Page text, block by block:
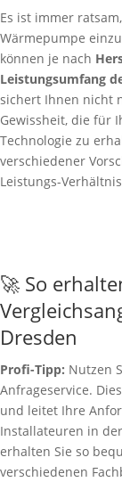
Es ist immer
Wärmepumpe
können je nach
Leistungsumfang
sichert Ihnen nicht
Gewissheit, die für
Technologie zu
verschiedener
Leistungs-
🚀 So
Dresden
Profi-Tipp: Nutzen
Anfrageservice.
und leitet Ihre
Installateuren in
erhalten Sie so
verschiedenen